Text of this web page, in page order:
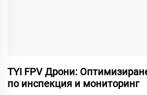
TYI FPV Дрони:
по инспекция и мониторинг